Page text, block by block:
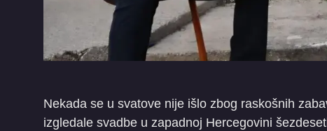
Nekada se u svatove nije išlo zbog raskošnih
izgledale svadbe u zapadnoj Hercegovini